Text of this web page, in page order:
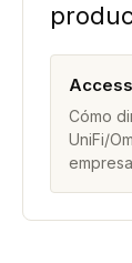
Cómo
UniFi/